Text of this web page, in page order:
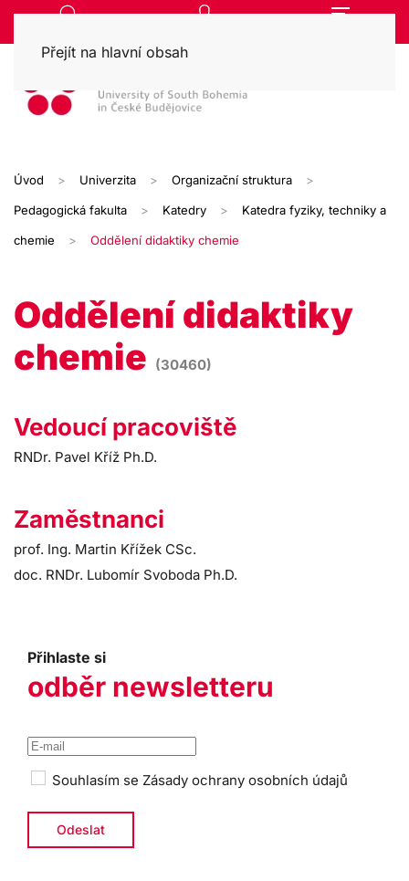
Přejít na hlavní obsah
Úvod Univerzita Organizační struktura
Pedagogická fakulta Katedry Katedra fyziky, techniky a
chemie Oddělení didaktiky chemie
Oddělení didaktiky
chemie (30460)
Vedoucí pracoviště
RNDr. Pavel Kříž Ph.D.
Zaměstnanci
prof. Ing. Martin Křížek CSc.
doc. RNDr. Lubomír Svoboda Ph.D.
Přihlaste si
odběr newsletteru
Souhlasím se Zásady ochrany osobních údajů